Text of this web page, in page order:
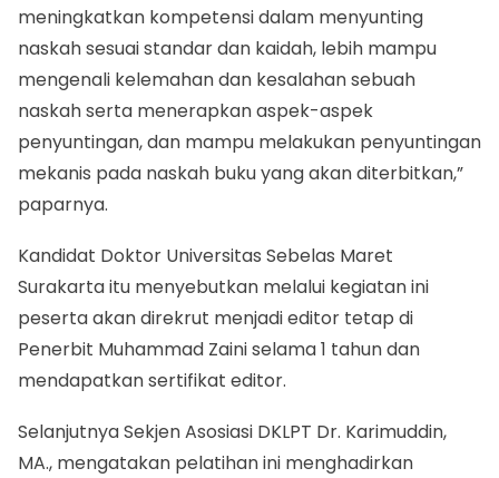
meningkatkan kompetensi dalam menyunting
naskah sesuai standar dan kaidah, lebih mampu
mengenali kelemahan dan kesalahan sebuah
naskah serta menerapkan aspek-aspek
penyuntingan, dan mampu melakukan penyuntingan
mekanis pada naskah buku yang akan diterbitkan,”
paparnya.
Kandidat Doktor Universitas Sebelas Maret
Surakarta itu menyebutkan melalui kegiatan ini
peserta akan direkrut menjadi editor tetap di
Penerbit Muhammad Zaini selama 1 tahun dan
mendapatkan sertifikat editor.
Selanjutnya Sekjen Asosiasi DKLPT Dr. Karimuddin,
MA., mengatakan pelatihan ini menghadirkan